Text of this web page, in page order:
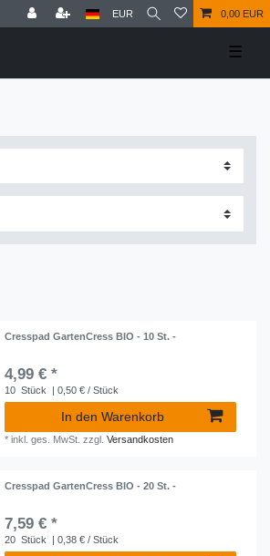
EUR 0,00 EUR
☰
Cresspad GartenCress BIO - 10 St. -
4,99 € *
10 Stück | 0,50 € / Stück
In den Warenkorb
*inkl. ges. MwSt. zzgl.Versandkosten
Cresspad GartenCress BIO - 20 St. -
7,59 € *
20 Stück | 0,38 € / Stück